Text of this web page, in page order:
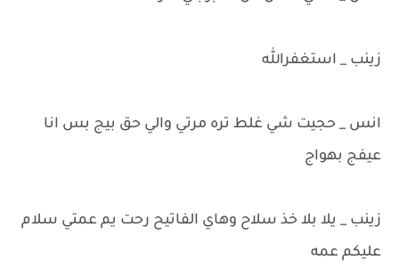
زينب _ استغفرالله
انس _ حجيت شي غلط تره مرتي والي حق بيج بس انا
عيفج بهواج
زينب _ يلا بلا خذ سلاح وهاي الفاتيح رحت يم عمتي سلام
عليكم عمه